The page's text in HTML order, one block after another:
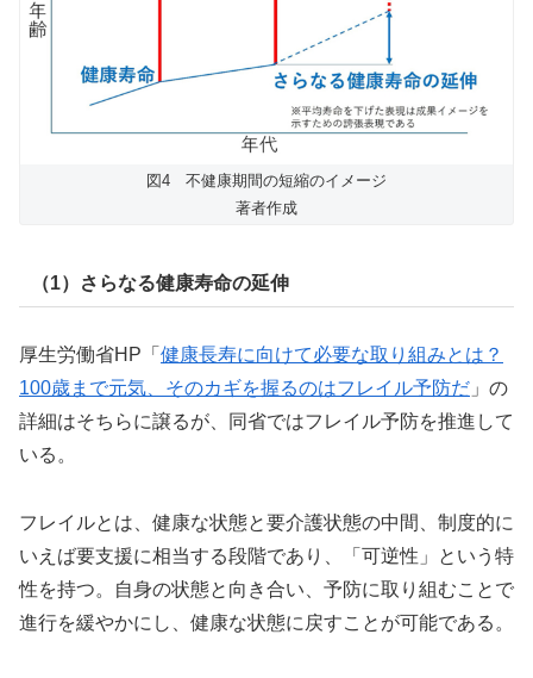
図4 不健康期間の短縮のイメージ
著者作成
（1）さらなる健康寿命の延伸
厚生労働省HP「 健康長寿に向けて必要な取り組みとは？
100歳まで元気、そのカギを握るのはフレイル予防だ 」の
詳細はそちらに譲るが、同省ではフレイル予防を推進して
いる。
フレイルとは、健康な状態と要介護状態の中間、制度的に
いえば要支援に相当する段階であり、「可逆性」という特
性を持つ。自身の状態と向き合い、予防に取り組むことで
進行を緩やかにし、健康な状態に戻すことが可能である。